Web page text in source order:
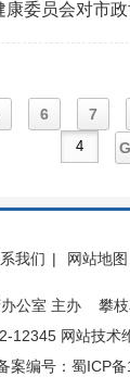
6 7
我们 | 网站地图
公室 主办 攀
12345 网站技术
案编号：蜀ICP